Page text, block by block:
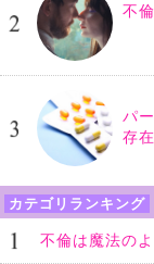
不
パ
存
カテゴリランキング
不倫は魔法の